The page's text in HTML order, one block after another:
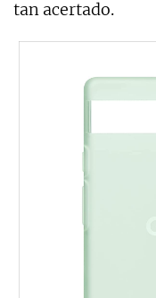
tan acertado.